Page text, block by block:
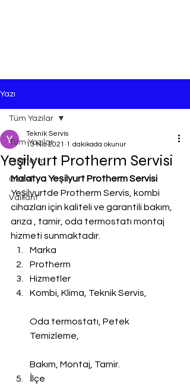
Yazı
Tüm Yazılar
Protherm
Genel
Vaillant
Tüm Yazılar
Yeşilyurt Protherm Servisi
Teknik Servis
13 Nis 2021 1 dakikada okunur
Malatya Yeşilyurt Protherm Servisi
Yeşilyurtde Protherm Servis, kombi
cihazları için kaliteli ve garantili bakım,
arıza , tamir, oda termostatı montaj
hizmeti sunmaktadır.
Marka
Protherm
Hizmetler
Kombi, Klima, Teknik Servis,
Oda termostatı, Petek
Temizleme,
Bakım, Montaj, Tamir.
İlçe